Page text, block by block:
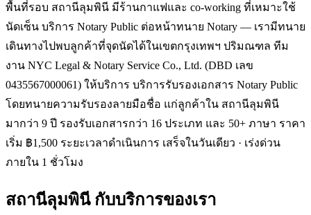
พื้นที่รอบ สถานีลุมพินี มีร้านกาแฟและ co-working ที่เหมาะใช้
นัดเซ็น บริการ Notary Public ต่อหน้าทนาย Notary — เรามีทนาย
เดินทางไปพบลูกค้าที่จุดนัดได้ในเขตกรุงเทพฯ ปริมณฑล ทีม
งาน NYC Legal & Notary Service Co., Ltd. (DBD เลข
0435567000061) ให้บริการ บริการรับรองเอกสาร Notary Public
โดยทนายความรับรองลายมือชื่อ แก่ลูกค้าใน สถานีลุมพินี
มากว่า 9 ปี รองรับเอกสารกว่า 16 ประเภท และ 50+ ภาษา ราคา
เริ่ม ฿1,500 ระยะเวลาดำเนินการ เสร็จในวันเดียว · เร่งด่วน
ภายใน 1 ชั่วโมง
สถานีลุมพินีกับบริการของเรา